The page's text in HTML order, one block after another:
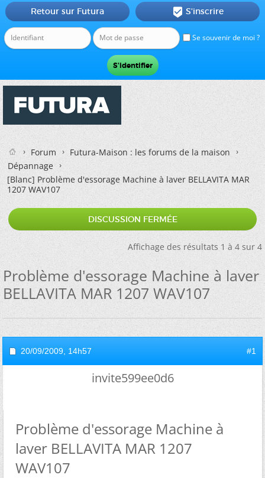
Se souvenir de moi ?
Retour sur Futura  S'inscrire
Forum
Futura-Maison : les forums de la maison
Dépannage
[Blanc]Problème d'essorage Machine à laver BELLAVITA MAR
1207 WAV107
DISCUSSION FERMÉE
Affichage des résultats 1 à 4 sur 4
Problème d'essorage Machine à laver
BELLAVITA MAR 1207 WAV107
20/09/2009, 14h57 #1
invite599ee0d6
Problème d'essorage Machine à
laver BELLAVITA MAR 1207
WAV107